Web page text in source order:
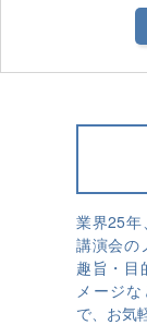
業界25年
講演会の
趣旨・目
メージ
で、お気